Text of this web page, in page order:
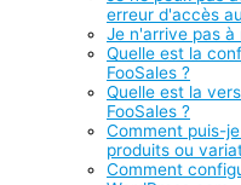
erreur d'accès
Je n'arrive pas à
Quelle est la
FooSales ?
Quelle est la
FooSales ?
Comment puis-
produits ou
Comment